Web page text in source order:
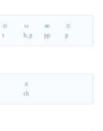
ㅌ
t
ㅂ
b, p
ㅃ
pp
ㅍ
p
ㅊ
ch